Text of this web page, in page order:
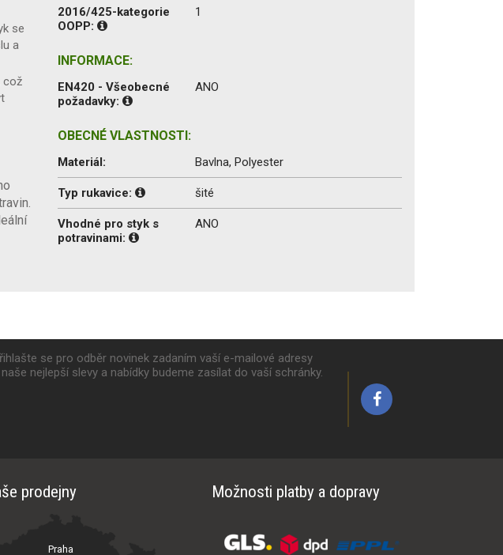
se
a
což
2016/425-kategorie
OOPP:
1
INFORMACE:
EN420 - Všeobecné
požadavky:
ANO
OBECNÉ VLASTNOSTI:
Materiál: Bavlna, Polyester
Typ rukavice: šité
Vhodné pro styk s
potravinami:
ANO
se pro odběr novinek zadaním vaší e-mailové adresy
naše nejlepší slevy a nabídky budeme zasílat do vaší schránky.
prodejny
Praha
Možnosti platby a dopravy